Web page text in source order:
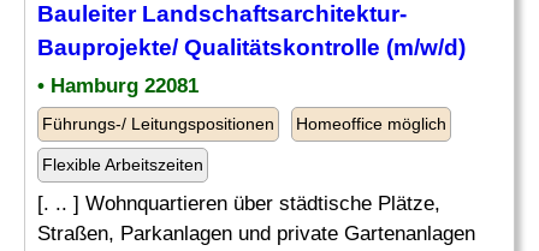
BauleiterLandschaftsarchitektur-
Bauprojekte/ Qualitätskontrolle (m/w/d)
• Hamburg 22081
Führungs-/ Leitungspositionen Homeoffice möglich
Flexible Arbeitszeiten
[. .. ] Wohnquartieren über städtische Plätze,
Straßen, Parkanlagen und private Gartenanlagen